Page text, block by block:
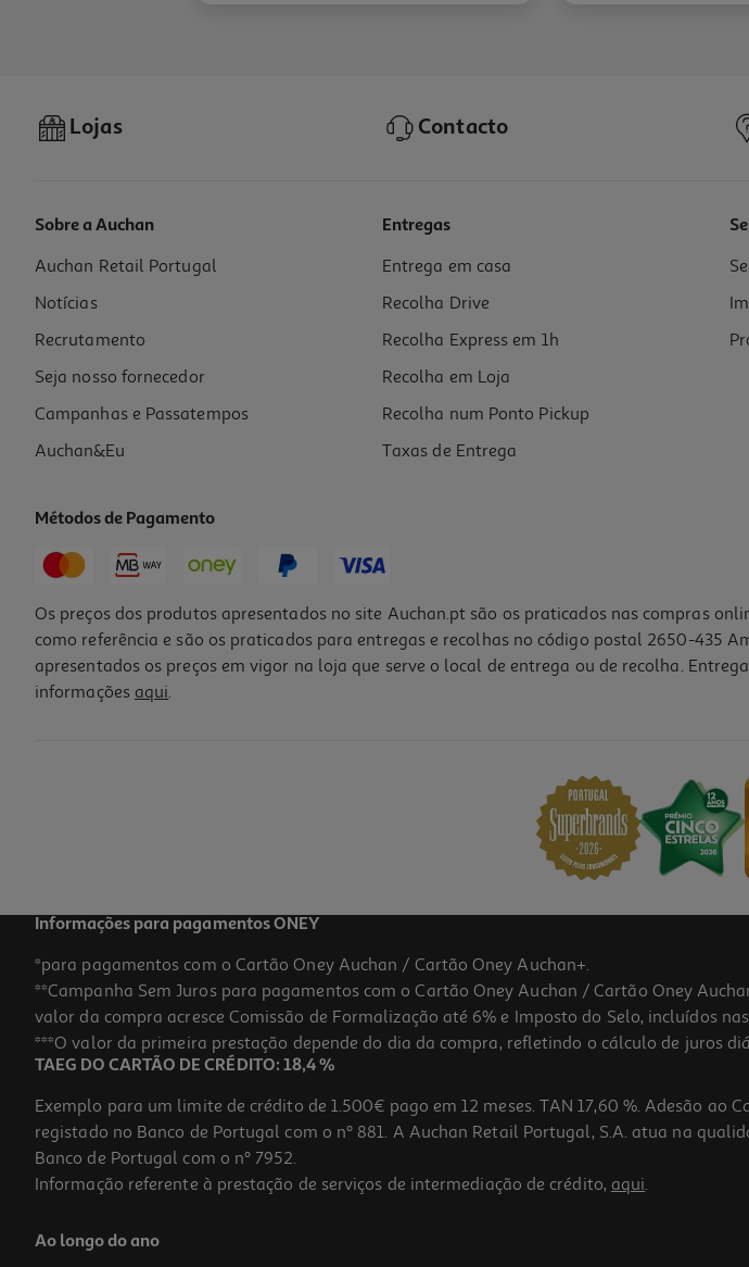
Lojas Contacto
Sobre a Auchan
Auchan Retail Portugal
Notícias
Recrutamento
Seja nosso fornecedor
Campanhas e Passatempos
Auchan&Eu
Entregas
Entrega em casa
Recolha Drive
Recolha Express em 1h
Recolha em Loja
Recolha num Ponto Pickup
Taxas de Entrega
Métodos de Pagamento
Os preços dos produtos apresentados no site Auchan.pt são os praticados nas compras
como referência e são os praticados para entregas e recolhas no código postal 2650-435
apresentados os preços em vigor na loja que serve o local de entrega ou de recolha.
informações aqui.
Informações para pagamentos ONEY
*para pagamentos com o Cartão Oney Auchan / Cartão Oney Auchan+.
**Campanha Sem Juros para pagamentos com o Cartão Oney Auchan / Cartão Oney
valor da compra acresce Comissão de Formalização até 6% e Imposto do Selo, incluídos
***O valor da primeira prestação depende do dia da compra, refletindo o cálculo de juros
TAEG DO CARTÃO DE CRÉDITO: 18,4 %
Exemplo para um limite de crédito de 1.500€ pago em 12 meses. TAN 17,60 %. Adesão
registado no Banco de Portugal com o nº 881. A Auchan Retail Portugal, S.A. atua na
Banco de Portugal com o nº 7952.
Informação referente à prestação de serviços de intermediação de crédito, aqui.
Ao longo do ano